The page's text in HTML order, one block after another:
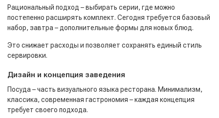
Рациональный подход – выбирать серии, где можно
постепенно расширять комплект. Сегодня требуется базовый
набор, завтра – дополнительные формы для новых блюд.
Это снижает расходы и позволяет сохранять единый стиль
сервировки.
Дизайн и концепция заведения
Посуда – часть визуального языка ресторана. Минимализм,
классика, современная гастрономия – каждая концепция
требует своего подхода.